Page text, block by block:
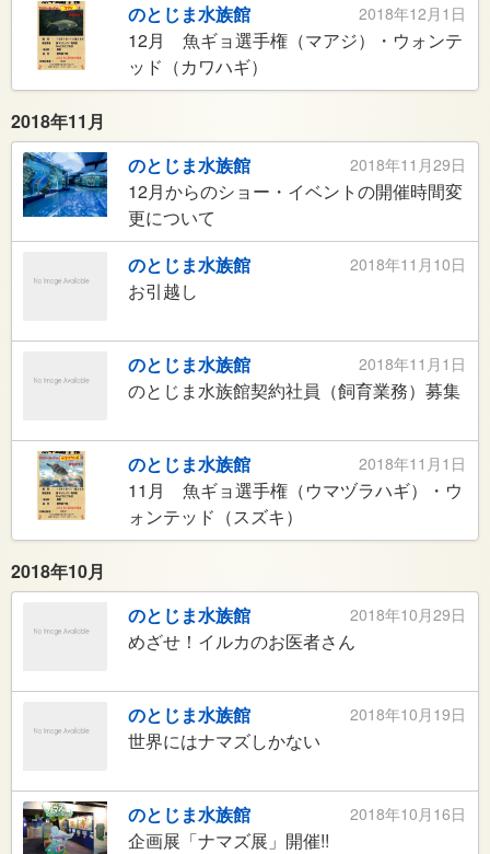
2018年12月1日
のとじま水族館
12月 魚ギョ選手権（マアジ）・ウォンテ
ッド（カワハギ）
2018年11月
2018年11月29日
のとじま水族館
12月からのショー・イベントの開催時間変
更について
2018年11月10日
のとじま水族館
お引越し
2018年11月1日
のとじま水族館
のとじま水族館契約社員（飼育業務）募集
2018年11月1日
のとじま水族館
11月 魚ギョ選手権（ウマヅラハギ）・ウ
ォンテッド（スズキ）
2018年10月
2018年10月29日
のとじま水族館
めざせ！イルカのお医者さん
2018年10月19日
のとじま水族館
世界にはナマズしかない
2018年10月16日
のとじま水族館
企画展「ナマズ展」開催!!